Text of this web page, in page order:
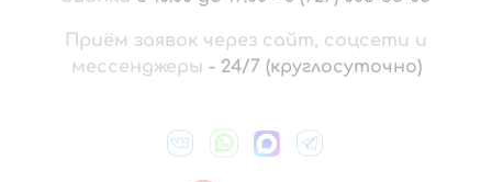
Приём заявок через сайт, соцсети и
мессенджеры - 24/7 (круглосуточно)